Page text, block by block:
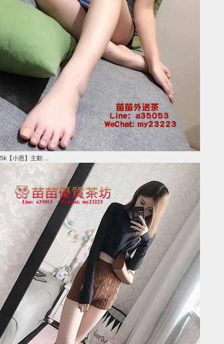
5k【小恩】主動 ...